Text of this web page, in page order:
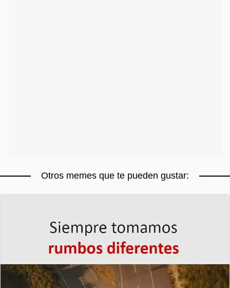
Otros memes que te pueden gustar: